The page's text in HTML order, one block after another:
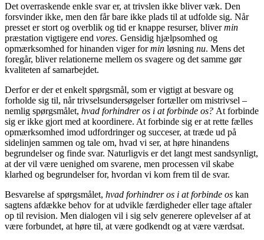
Det overraskende enkle svar er, at trivslen ikke bliver væk. Den
forsvinder ikke, men den får bare ikke plads til at udfolde sig. Når
presset er stort og overblik og tid er knappe resurser, blivermin
præstation vigtigere end vores. Gensidig hjælpsomhed og
opmærksomhed for hinanden viger formin løsning nu. Mens det
foregår, bliver relationerne mellem os svagere og det samme gør
kvaliteten af samarbejdet.
Derfor er der et enkelt spørgsmål, som er vigtigt at besvare og
forholde sig til, når trivselsundersøgelser fortæller om mistrivsel –
nemlig spørgsmålet, hvad forhindrer os i at forbinde os? At forbinde
sig er ikke gjort med at koordinere. At forbinde sig er at rette fælles
opmærksomhed imod udfordringer og succeser, at træde ud på
sidelinjen sammen og tale om, hvad vi ser, at høre hinandens
begrundelser og finde svar. Naturligvis er det langt mest sandsynligt,
at der vil være uenighed om svarene, men processen vil skabe
klarhed og begrundelser for, hvordan vi kom frem til de svar.
Besvarelse af spørgsmålet, hvad forhindrer os i at forbinde os kan
sagtens afdække behov for at udvikle færdigheder eller tage aftaler
op til revision. Men dialogen vil i sig selv generere oplevelser af at
være forbundet, at høre til, at være godkendt og at være værdsat.